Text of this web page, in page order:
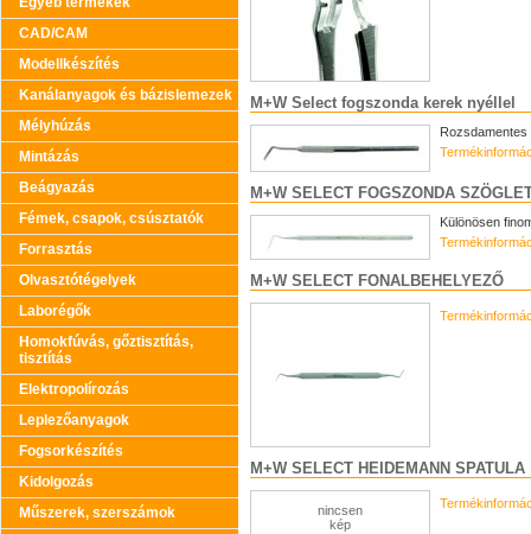
CAD/CAM
Modellkészítés
Kanálanyagok és bázislemezek
Mélyhúzás
Mintázás
Beágyazás
Fémek, csapok, csúsztatók
Forrasztás
Olvasztótégelyek
Laborégők
Homokfúvás, gőztisztítás,
tisztítás
Elektropolírozás
Leplezőanyagok
Fogsorkészítés
Kidolgozás
Műszerek, szerszámok
M+W Select fogszonda kerek nyéllel
M+W SELECT FOGSZONDA
Különösen
M+W SELECT FONALBEHELYEZŐ
M+W SELECT HEIDEMANN SPATULA
nincsen
kép